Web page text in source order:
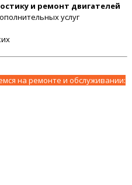
и ремонт двигателей
услуг
на ремонте и обслуживании: